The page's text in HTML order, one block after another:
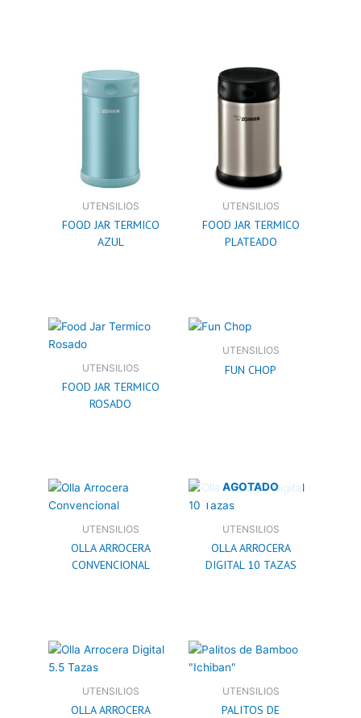
UTENSILIOS
FOOD JAR TERMICO
AZUL
UTENSILIOS
FOOD JAR TERMICO
PLATEADO
UTENSILIOS
FOOD JAR TERMICO
ROSADO
UTENSILIOS
FUN CHOP
UTENSILIOS
OLLA ARROCERA
CONVENCIONAL
AGOTADO
UTENSILIOS
OLLA ARROCERA
DIGITAL 10 TAZAS
UTENSILIOS
OLLA ARROCERA
UTENSILIOS
PALITOS DE